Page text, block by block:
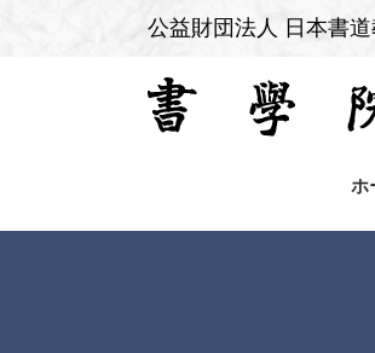
公益財団法人 日本書
ホ